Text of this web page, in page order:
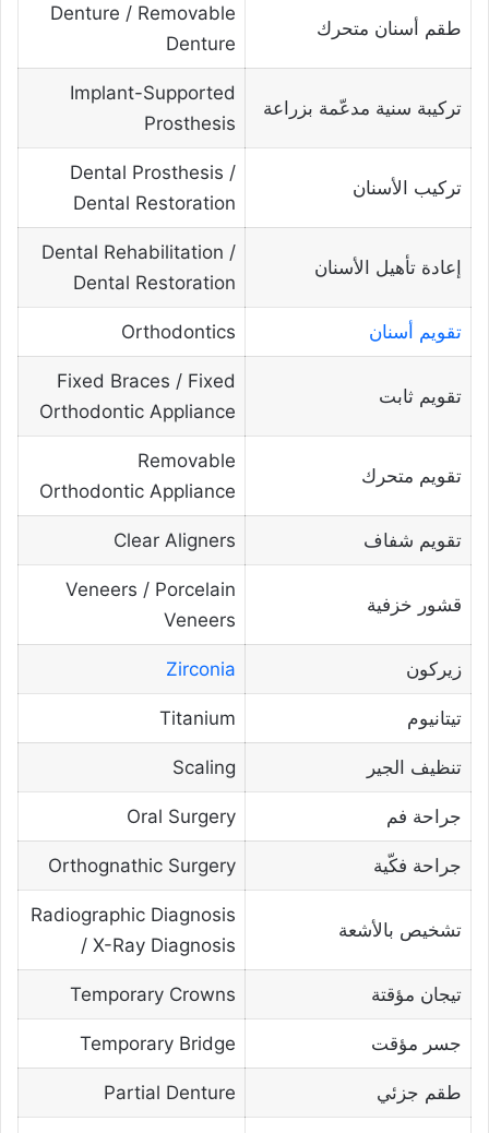
طقم أسنان متحرك
Denture / Removable
Denture
تركيبة سنية مدعّمة بزراعة
Implant-Supported
Prosthesis
تركيب الأسنان
Dental Prosthesis /
Dental Restoration
إعادة تأهيل الأسنان
Dental Rehabilitation /
Dental Restoration
تقويم أسنان Orthodontics
تقويم ثابت
Fixed Braces / Fixed
Orthodontic Appliance
تقويم متحرك
Removable
Orthodontic Appliance
تقويم شفاف Clear Aligners
قشور خزفية
Veneers / Porcelain
Veneers
زيركون Zirconia
تيتانيوم Titanium
تنظيف الجير Scaling
جراحة فم Oral Surgery
جراحة فكّية Orthognathic Surgery
تشخيص بالأشعة
Radiographic Diagnosis
/ X-Ray Diagnosis
تيجان مؤقتة Temporary Crowns
جسر مؤقت Temporary Bridge
طقم جزئي Partial Denture